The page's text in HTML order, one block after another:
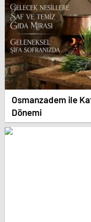
Osmanzadem ile
Dönemi